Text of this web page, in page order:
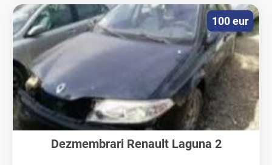
Dezmembrari Renault Laguna 2
100 eur